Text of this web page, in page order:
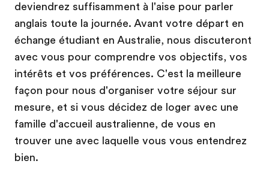
deviendrez suffisamment à l'aise pour parler
anglais toute la journée. Avant votre départ en
échange étudiant en Australie, nous discuteront
avec vous pour comprendre vos objectifs, vos
intérêts et vos préférences. C'est la meilleure
façon pour nous d'organiser votre séjour sur
mesure, et si vous décidez de loger avec une
famille d'accueil australienne, de vous en
trouver une avec laquelle vous vous entendrez
bien.